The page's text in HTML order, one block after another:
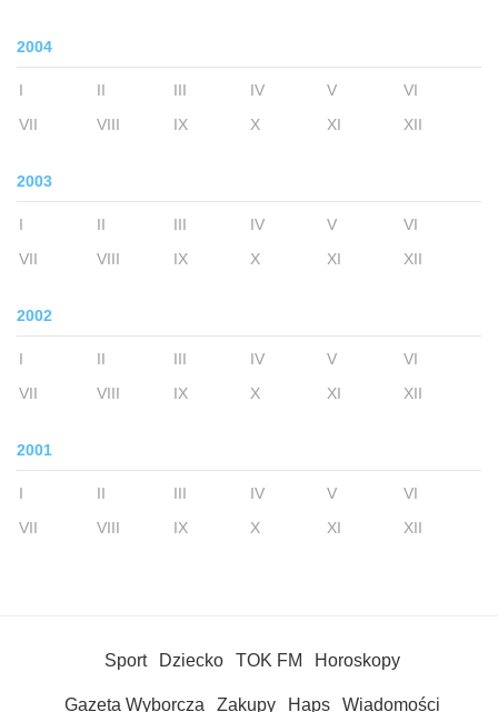
2004
I II III IV V
VI
VII
VIII IX X XI XII
2003
I II III IV V
VI
VII
VIII IX X XI XII
2002
I II III IV V
VI
VII
VIII IX X XI XII
2001
I II III IV V
VI
VII
VIII IX X XI XII
Sport Dziecko TOK FM Horoskopy
Gazeta Wyborcza Zakupy Haps Wiadomości